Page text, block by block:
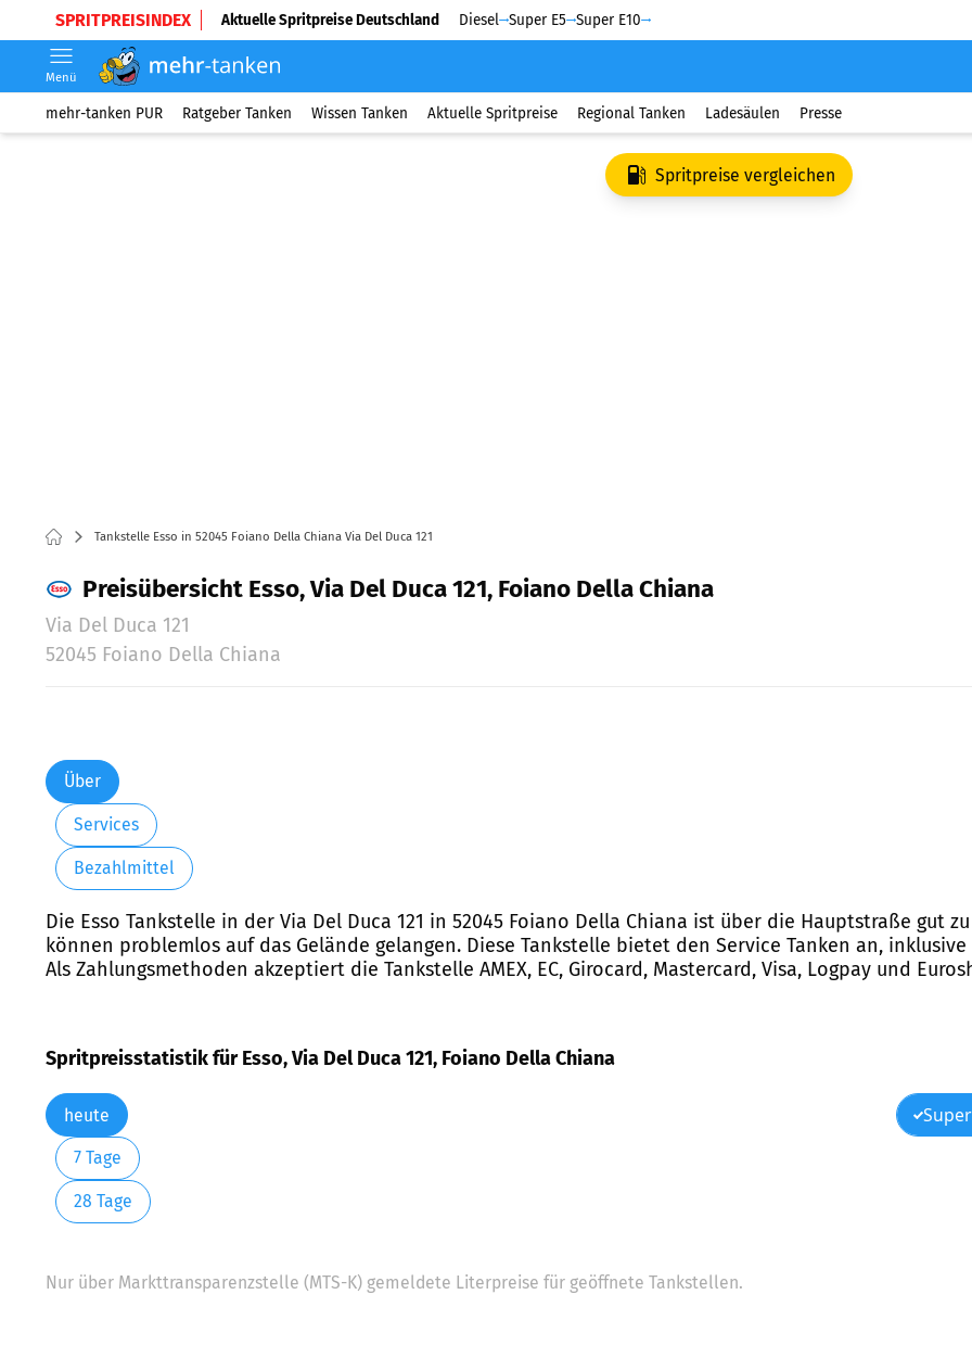
SPRITPREISINDEX Aktuelle Spritpreise Deutschland Diesel Super E5 Super E10
Menü
mehr-tanken PUR Ratgeber Tanken Wissen Tanken Aktuelle Spritpreise Regional Tanken Ladesäulen Presse
Spritpreise vergleichen
Tankstelle Esso in 52045 Foiano Della Chiana Via Del Duca 121
Preisübersicht Esso, Via Del Duca 121, Foiano Della Chiana
Via Del Duca 121
52045 Foiano Della Chiana
Über
Services
Bezahlmittel
Die Esso Tankstelle in der Via Del Duca 121 in 52045 Foiano Della Chiana ist über die Hauptstraße gut
können problemlos auf das Gelände gelangen. Diese Tankstelle bietet den Service Tanken an, inklusive
Als Zahlungsmethoden akzeptiert die Tankstelle AMEX, EC, Girocard, Mastercard, Visa, Logpay und
Spritpreisstatistik für Esso, Via Del Duca 121, Foiano Della Chiana
heute
7 Tage
28 Tage
Nur über Markttransparenzstelle (MTS-K) gemeldete Literpreise für geöffnete Tankstellen.